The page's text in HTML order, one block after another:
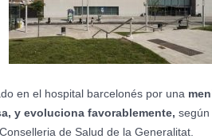
en el hospital barcelonés por una
y evoluciona favorablemente,
de Salud de la Generalitat.